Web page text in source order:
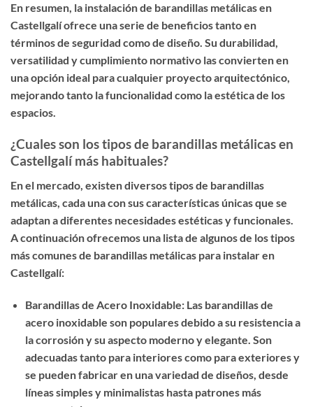
En resumen, la instalación de barandillas metálicas en
Castellgalí ofrece una serie de beneficios tanto en
términos de seguridad como de diseño. Su durabilidad,
versatilidad y cumplimiento normativo las convierten en
una opción ideal para cualquier proyecto arquitectónico,
mejorando tanto la funcionalidad como la estética de los
espacios.
¿Cuales son los tipos de barandillas metálicas en
Castellgalí más habituales?
En el mercado, existen diversos tipos de barandillas
metálicas, cada una con sus características únicas que se
adaptan a diferentes necesidades estéticas y funcionales.
A continuación ofrecemos una lista de algunos de los tipos
más comunes de barandillas metálicas para instalar en
Castellgalí:
Barandillas de Acero Inoxidable: Las barandillas de
acero inoxidable son populares debido a su resistencia a
la corrosión y su aspecto moderno y elegante. Son
adecuadas tanto para interiores como para exteriores y
se pueden fabricar en una variedad de diseños, desde
líneas simples y minimalistas hasta patrones más